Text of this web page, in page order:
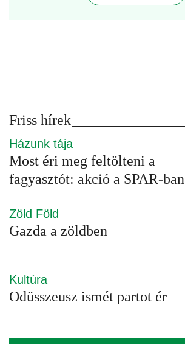
Friss hírek
Házunk tája
Most éri meg feltölteni a
fagyasztót: akció a SPAR-ban
Zöld Föld
Gazda a zöldben
Kultúra
Odüsszeusz ismét partot ér